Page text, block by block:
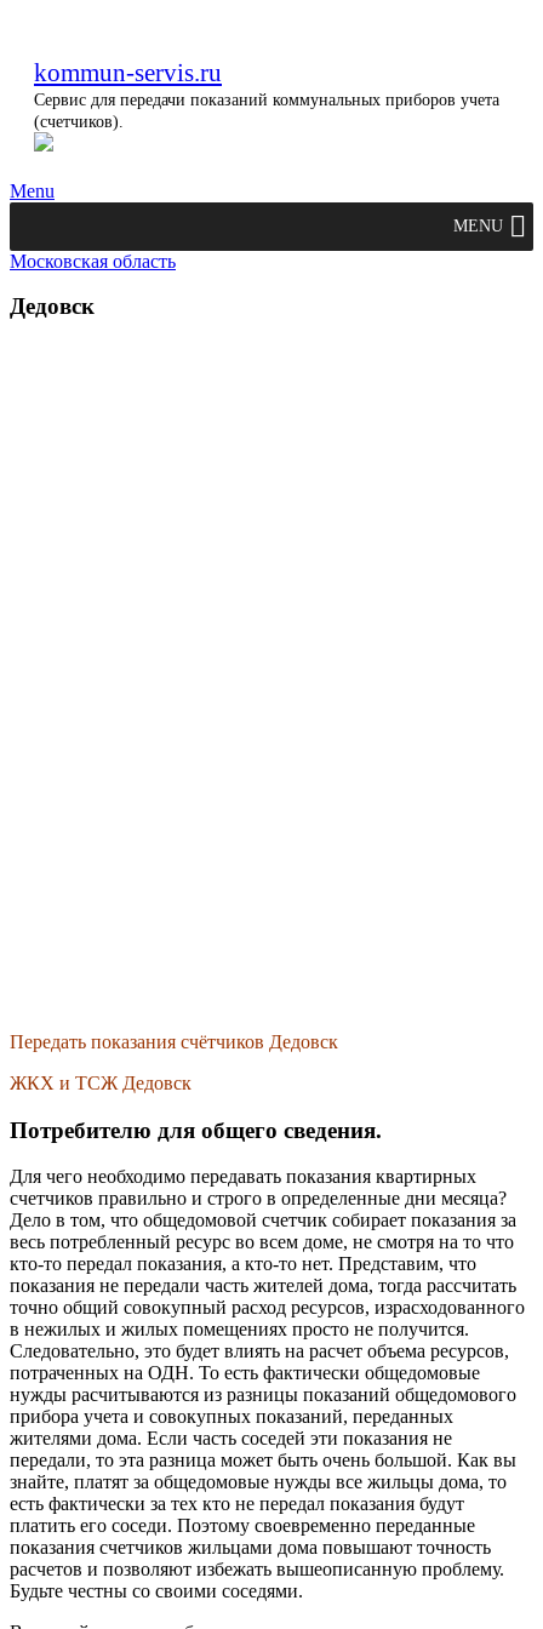
kommun-servis.ru
Сервис для передачи показаний коммунальных приборов учета
(счетчиков).
Menu
MENU
Московская область
Дедовск
Передать показания счётчиков Дедовск
ЖКХ и ТСЖ Дедовск
Потребителю для общего сведения.
Для чего необходимо передавать показания квартирных
счетчиков правильно и строго в определенные дни месяца?
Дело в том, что общедомовой счетчик собирает показания за
весь потребленный ресурс во всем доме, не смотря на то что
кто-то передал показания, а кто-то нет. Представим, что
показания не передали часть жителей дома, тогда рассчитать
точно общий совокупный расход ресурсов, израсходованного
в нежилых и жилых помещениях просто не получится.
Следовательно, это будет влиять на расчет объема ресурсов,
потраченных на ОДН. То есть фактически общедомовые
нужды расчитываются из разницы показаний общедомового
прибора учета и совокупных показаний, переданных
жителями дома. Если часть соседей эти показания не
передали, то эта разница может быть очень большой. Как вы
знайте, платят за общедомовые нужды все жильцы дома, то
есть фактически за тех кто не передал показания будут
платить его соседи. Поэтому своевременно переданные
показания счетчиков жильцами дома повышают точность
расчетов и позволяют избежать вышеописанную проблему.
Будьте честны со своими соседями.